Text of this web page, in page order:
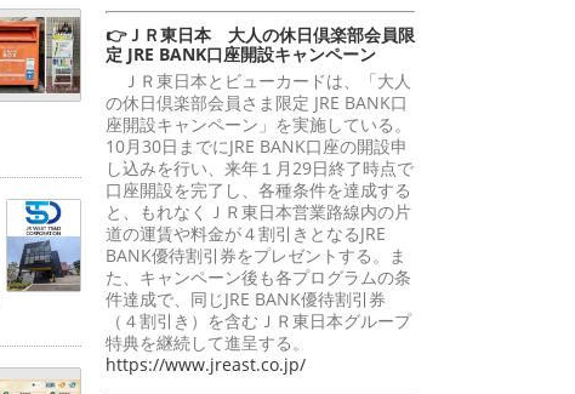
👉ＪＲ東日本 大人の休日倶楽部会員限
定 JRE BANK口座開設キャンペーン
ＪＲ東日本とビューカードは、「大人
の休日倶楽部会員さま限定 JRE BANK口
座開設キャンペーン」を実施している。
10月30日までにJRE BANK口座の開設申
し込みを行い、来年１月29日終了時点で
口座開設を完了し、各種条件を達成する
と、もれなくＪＲ東日本営業路線内の片
道の運賃や料金が４割引きとなるJRE
BANK優待割引券をプレゼントする。ま
た、キャンペーン後も各プログラムの条
件達成で、同じJRE BANK優待割引券
（４割引き）を含むＪＲ東日本グループ
特典を継続して進呈する。
https://www.jreast.co.jp/